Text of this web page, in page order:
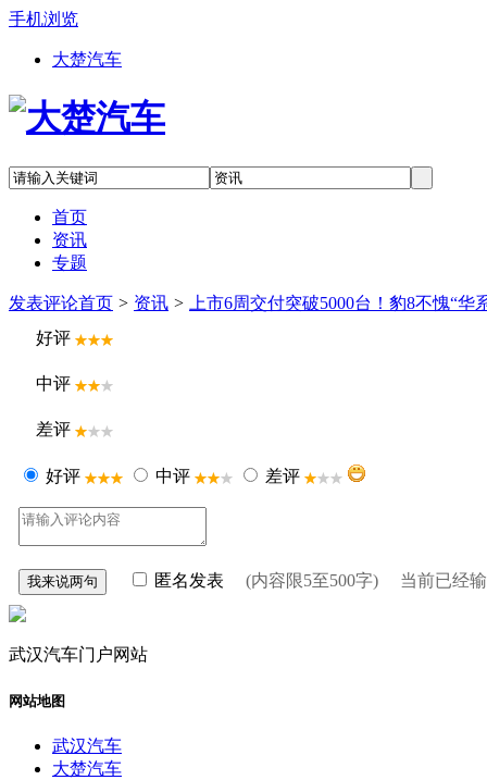
手机浏览
大楚汽车
首页
资讯
专题
发表评论首页 > 资讯 >
上市6周交付突破5000台！豹8不愧“华
好评
中评
差评
好评 中评 差评
匿名发表 (内容限5至500字) 当前已经
武汉汽车门户网站
网站地图
武汉汽车
大楚汽车